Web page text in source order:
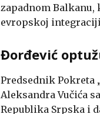
zapadnom Balkanu,
evropskoj
Đorđević
Predsednik Pokreta
Aleksandra Vučića
Republika Srpska i